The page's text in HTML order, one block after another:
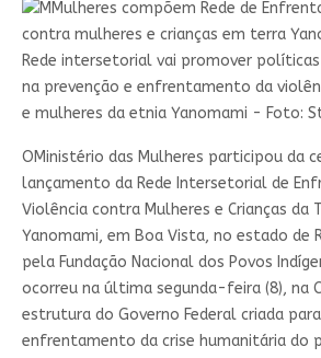
Rede intersetorial vai promover
na prevenção e enfrentamento da
e mulheres da etnia Yanomami - Foto:
OMinistério das Mulheres participou da
lançamento da Rede Intersetorial de
Violência contra Mulheres e Crianças da
Yanomami, em Boa Vista, no estado de
pela Fundação Nacional dos Povos
ocorreu na última segunda-feira (8), na
estrutura do Governo Federal criada
enfrentamento da crise humanitária do